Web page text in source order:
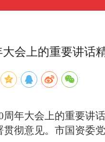
会上的重要讲话
年大会上的重要讲
彻意见。市国资委党